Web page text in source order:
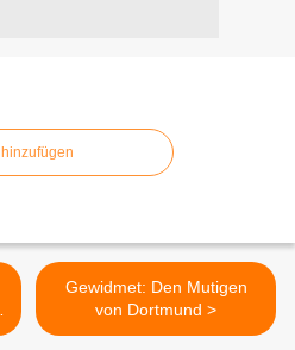
Gewidmet: Den Mutigen
von Dortmund >